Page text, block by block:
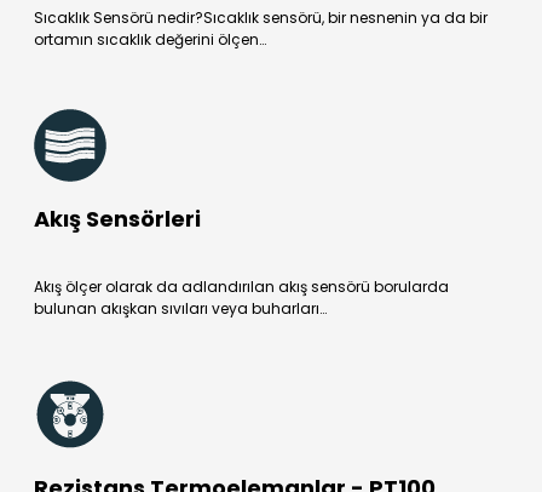
Sıcaklık Sensörü nedir?Sıcaklık sensörü, bir nesnenin ya da bir
ortamın sıcaklık değerini ölçen…
Akış Sensörleri
Akış ölçer olarak da adlandırılan akış sensörü borularda
bulunan akışkan sıvıları veya buharları…